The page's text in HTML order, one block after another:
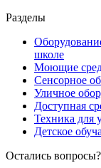
Разделы
школе
Моющие
Сенсорное
Уличное
Доступная
Техника для
Детское
Остались вопросы?